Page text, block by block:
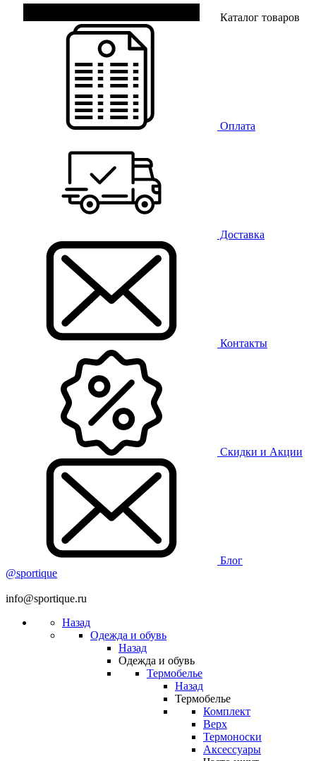
Каталог товаров
Оплата
Доставка
Контакты
Скидки и Акции
Блог
@sportique
info@sportique.ru
Назад
Одежда и обувь
Назад
Одежда и обувь
Термобелье
Назад
Термобелье
Комплект
Верх
Термоноски
Аксессуары